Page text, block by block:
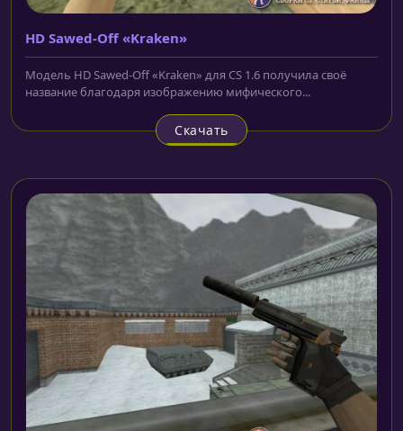
HD Sawed-Off «Kraken»
Модель HD Sawed-Off «Kraken» для CS 1.6 получила своё
название благодаря изображению мифического...
Скачать